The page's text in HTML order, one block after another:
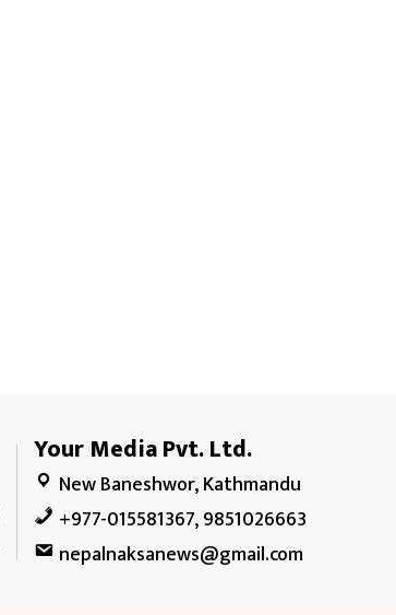
Your Media Pvt. Ltd.
New Baneshwor, Kathmandu
+977-015581367, 9851026663
nepalnaksanews@gmail.com